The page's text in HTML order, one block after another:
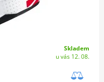
Skladem
u vás 12. 08.